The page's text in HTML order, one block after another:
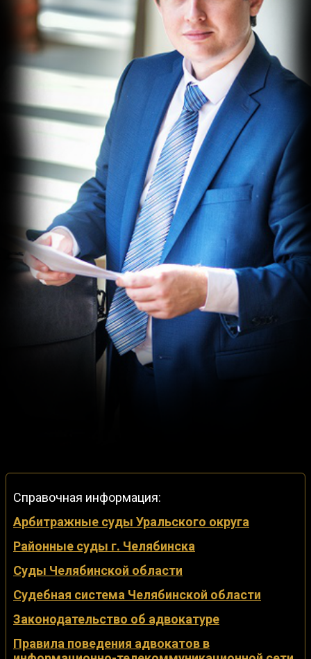
Справочная информация:
Арбитражные суды Уральского округа
Районные суды г. Челябинска
Суды Челябинской области
Судебная система Челябинской области
Законодательство об адвокатуре
Правила поведения адвокатов в